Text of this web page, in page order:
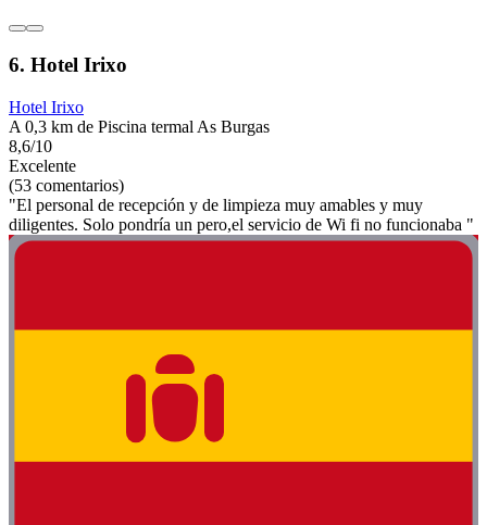
6. Hotel Irixo
Hotel Irixo
A 0,3 km de Piscina termal As Burgas
8,6/10
Excelente
(53 comentarios)
"El personal de recepción y de limpieza muy amables y muy
diligentes. Solo pondría un pero,el servicio de Wi fi no funcionaba "